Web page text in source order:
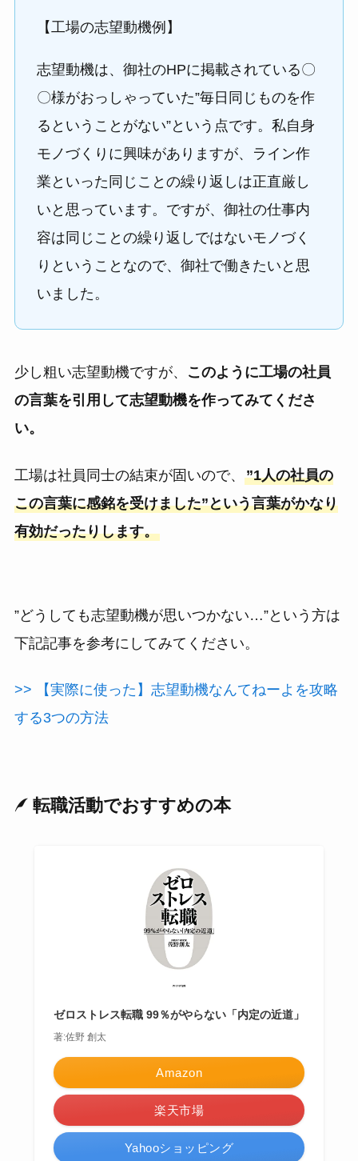
【工場の志望動機例】
志望動機は、御社のHPに掲載されている〇
〇様がおっしゃっていた”毎日同じものを作
るということがない”という点です。私自身
モノづくりに興味がありますが、ライン作
業といった同じことの繰り返しは正直厳し
いと思っています。ですが、御社の仕事内
容は同じことの繰り返しではないモノづく
りということなので、御社で働きたいと思
いました。
少し粗い志望動機ですが、
このように工場の社員
の言葉を引用して志望動機を作ってみてくださ
い。
工場は社員同士の結束が固いので、 ”1人の社員の
この言葉に感銘を受けました”という言葉がかなり
有効だったりします。
”どうしても志望動機が思いつかない…”という方は
下記記事を参考にしてみてください。
>> 【実際に使った】志望動機なんてねーよを攻略
する3つの方法
転職活動でおすすめの本
ゼロストレス転職 99％がやらない「内定の近道」
著:佐野 創太
Amazon
楽天市場
Yahooショッピング